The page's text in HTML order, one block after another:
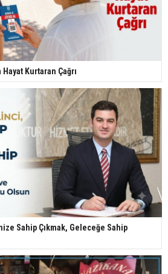
Kurtaran Çağrı
Sahip Çıkmak, Geleceğe Sahip